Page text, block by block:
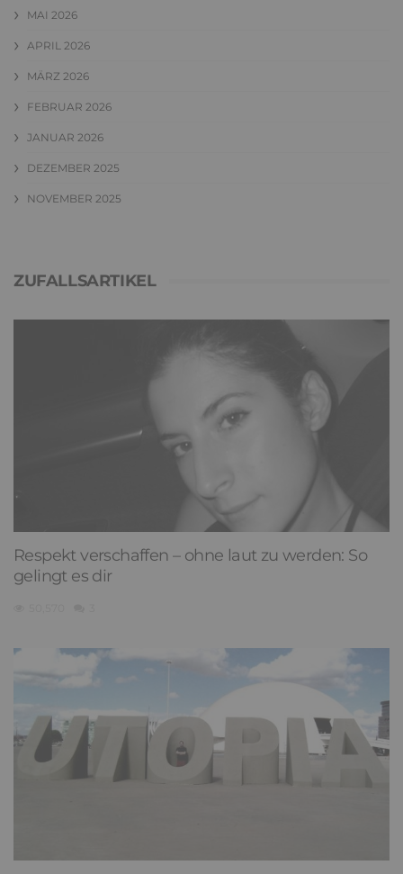
MAI 2026
APRIL 2026
MÄRZ 2026
FEBRUAR 2026
JANUAR 2026
DEZEMBER 2025
NOVEMBER 2025
ZUFALLSARTIKEL
Respekt verschaffen – ohne laut zu werden: So
gelingt es dir